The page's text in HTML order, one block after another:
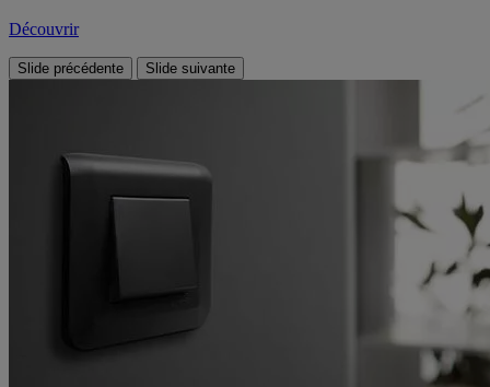
Découvrir
Slide précédente Slide suivante